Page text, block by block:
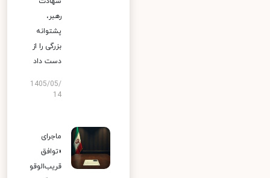
رهبر،
پشتوانه
بزرگی را از
دست داد
1405/05/
14
ماجرای
«توافق
قریب‌الوقو